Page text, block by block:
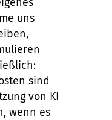
uns
sind
von KI
wenn es